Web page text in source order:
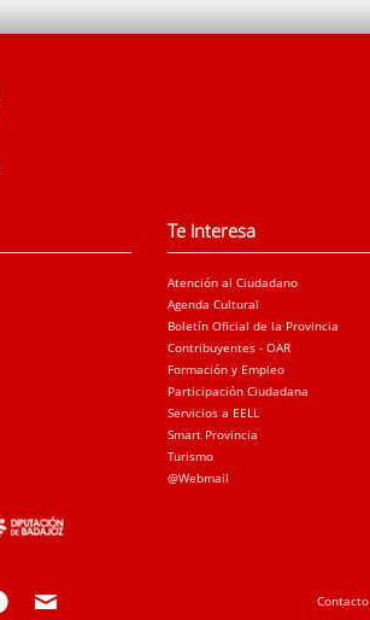
Te interesa
Atención al Ciudadano
Agenda Cultural
Boletín Oficial de la Provincia
Contribuyentes - OAR
Formación y Empleo
Participación Ciudadana
Servicios a EELL
Smart Provincia
Turismo
@Webmail
Contacto